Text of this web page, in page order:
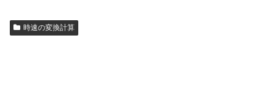
時速の変換計算